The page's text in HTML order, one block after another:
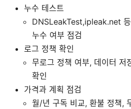
누수 테스트
DNSLeakTest,ipleak.net
누수 여부 점검
로그 정책 확인
무로그 정책 여부, 데이터 저
확인
가격과 계획 점검
월/년 구독 비교, 환불 정책,